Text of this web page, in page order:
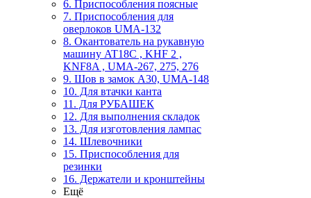
6. Приспособления поясные
7. Приспособления для
оверлоков UMA-132
8. Окантователь на рукавную
машину AT18C , KHF 2 ,
KNF8A , UMA-267, 275, 276
9. Шов в замок А30, UMA-148
10. Для втачки канта
11. Для РУБАШЕК
12. Для выполнения складок
13. Для изготовления лампас
14. Шлевочники
15. Приспособления для
резинки
16. Держатели и кронштейны
Ещё